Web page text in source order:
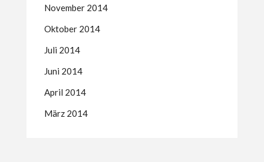
November 2014
Oktober 2014
Juli 2014
Juni 2014
April 2014
März 2014